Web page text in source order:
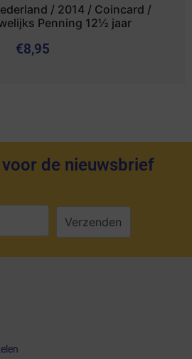
/ 2014 / Coincard /
Penning 12½ jaar
€8,95
de nieuwsbrief